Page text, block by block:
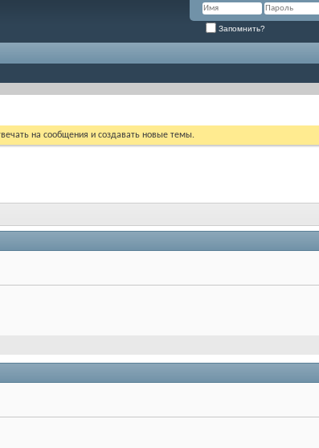
Запомнить?
на сообщения и создавать новые темы.